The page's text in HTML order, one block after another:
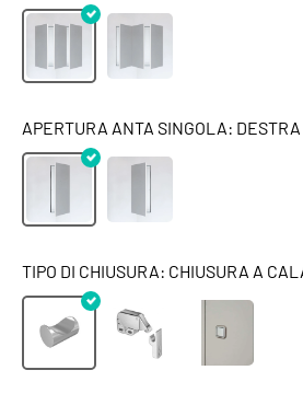
APERTURA ANTA SINGOLA: DESTRA
TIPO DI CHIUSURA: CHIUSURA A